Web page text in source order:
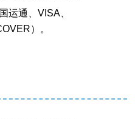
运通、VISA、
）。